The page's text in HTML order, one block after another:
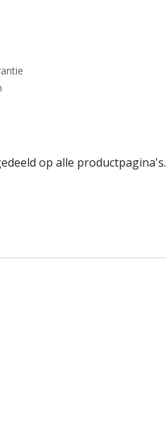
op alle productpagina's.